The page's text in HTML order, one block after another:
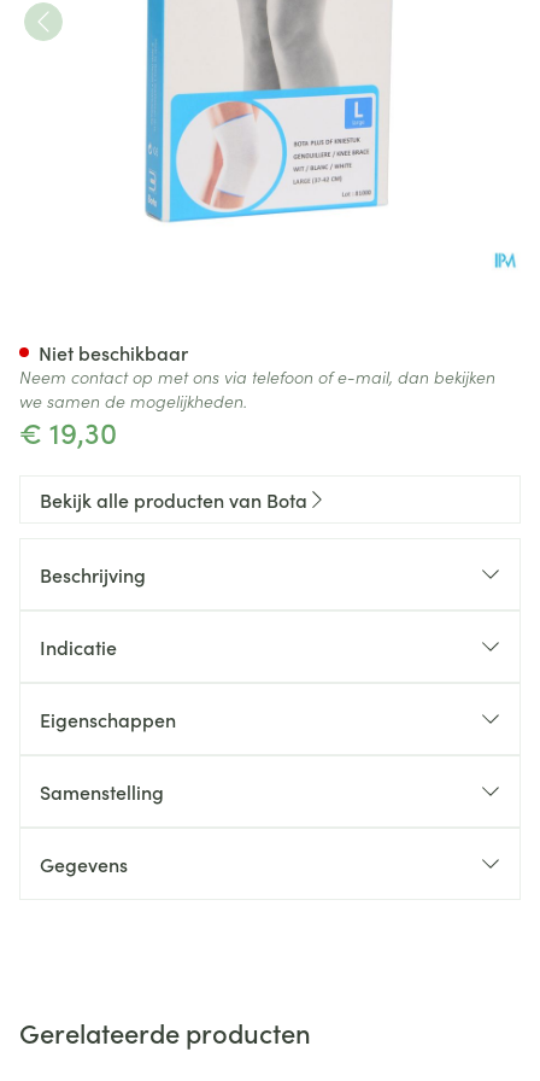
€ 19,30
Niet beschikbaar
Neem contact op met ons via telefoon of e-mail, dan bekijken
we samen de mogelijkheden.
Bekijk alle producten van Bota
Beschrijving
Indicatie
Eigenschappen
Samenstelling
Gegevens
Gerelateerde producten